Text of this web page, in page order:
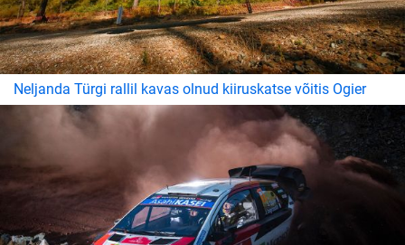
Neljanda Türgi rallil kavas olnud kiiruskatse võitis Ogier